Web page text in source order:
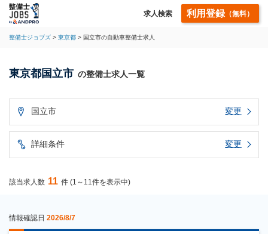
求人検索 利用登録（無料）
整備士ジョブズ 東京都 国立市の自動車整備士求人
東京都国立市 の整備士求人一覧
国立市 変更
詳細条件 変更
該当求人数 11 件 (1～11件を表示中)
情報確認日 2026/8/7